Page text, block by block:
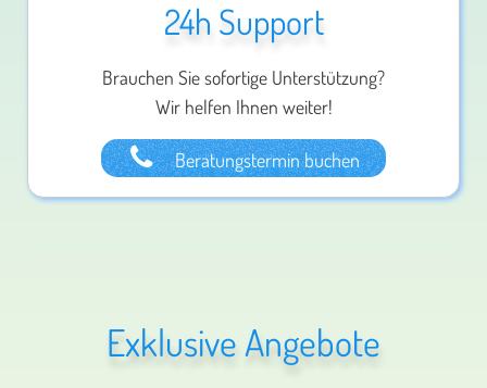
24h Support
Brauchen Sie sofortige Unterstützung?
Wir helfen Ihnen weiter!
Beratungstermin buchen
Exklusive Angebote